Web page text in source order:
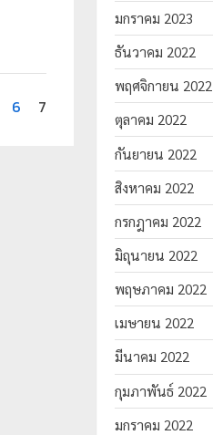
6 7
มกราคม 2023
ธันวาคม 2022
พฤศจิกายน 2022
ตุลาคม 2022
กันยายน 2022
สิงหาคม 2022
กรกฎาคม 2022
มิถุนายน 2022
พฤษภาคม 2022
เมษายน 2022
มีนาคม 2022
กุมภาพันธ์ 2022
มกราคม 2022